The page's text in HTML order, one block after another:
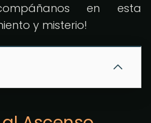
en esta
y misterio!